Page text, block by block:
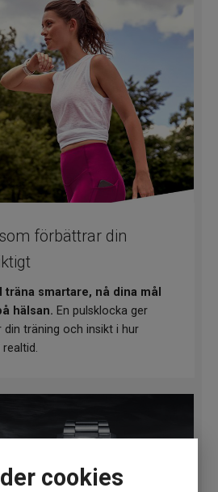
cookies
förbättrar din
träna smartare, nå dina mål
hälsan. En pulsklocka ger
din träning och insikt i hur